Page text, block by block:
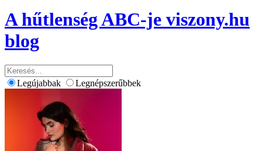
A hűtlenség ABC-je viszony.hu
blog
Legújabbak Legnépszerűbbek